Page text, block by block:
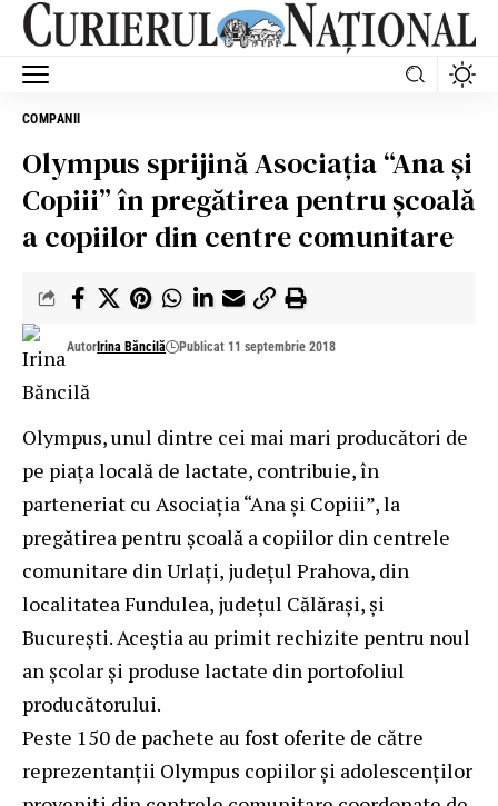
COMPANII
Olympus sprijină Asociația “Ana și
Copiii” în pregătirea pentru școală
a copiilor din centre comunitare
AutorIrina Băncilă Publicat 11 septembrie 2018
Olympus, unul dintre cei mai mari producători de
pe piața locală de lactate, contribuie, în
parteneriat cu Asociația “Ana și Copiii”, la
pregătirea pentru școală a copiilor din centrele
comunitare din Urlați, județul Prahova, din
localitatea Fundulea, județul Călărași, și
București. Aceștia au primit rechizite pentru noul
an școlar și produse lactate din portofoliul
producătorului.
Peste 150 de pachete au fost oferite de către
reprezentanții Olympus copiilor și adolescenților